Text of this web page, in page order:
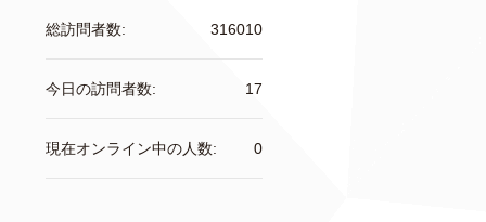
316010
総訪問者数:
17
今日の訪問者数:
0
現在オンライン中の人数: